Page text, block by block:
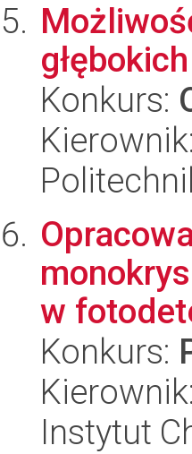
Konkurs:
w
Konkurs:
Instytut